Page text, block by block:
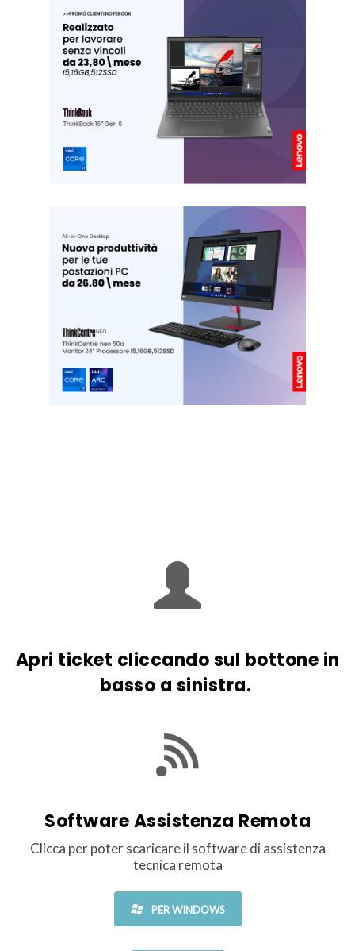
Apri ticket cliccando sul bottone in
basso a sinistra.
Software Assistenza Remota
Clicca per poter scaricare il software di assistenza
tecnica remota
PER WINDOWS